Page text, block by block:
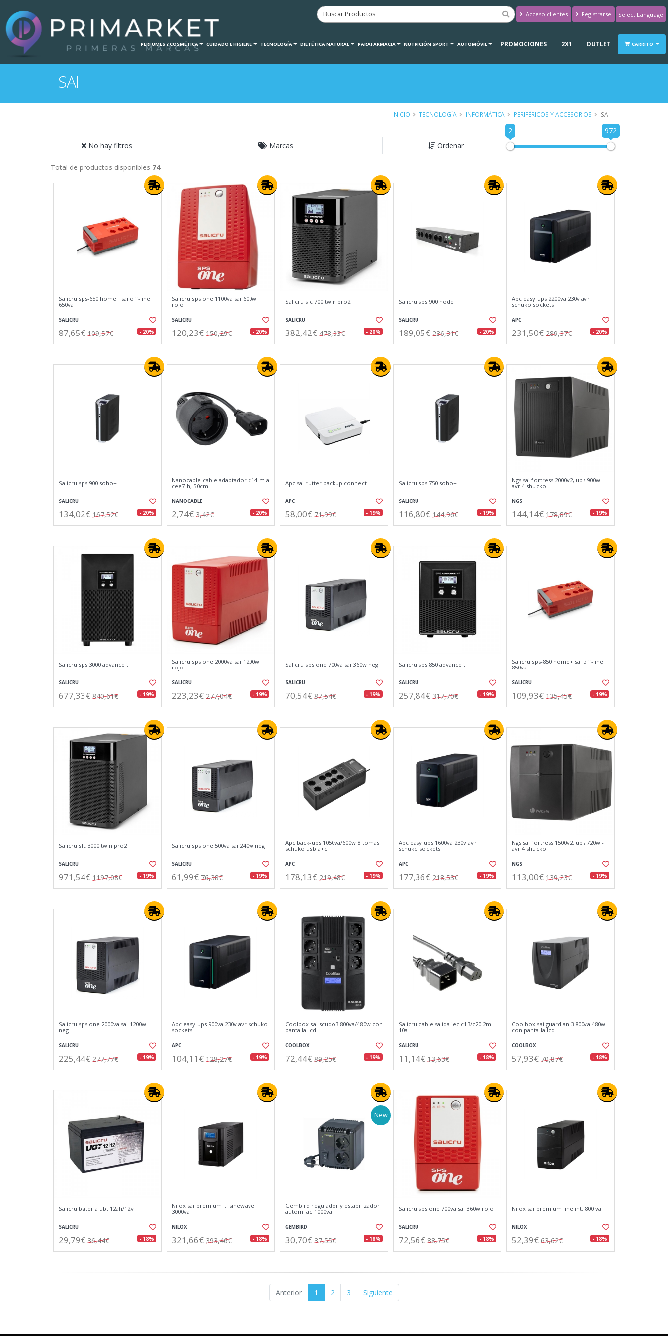
Acceso clientes Registrarse
Translate
PERFUMES Y COSMÉTICA CUIDADO E HIGIENE TECNOLOGÍA DIETÉTICA NATURAL PARAFARMACIA NUTRICIÓN SPORT AUTOMÓVIL PROMOCIONES 2X1 OUTLET CARRITO
SAI
INICIO TECNOLOGÍA INFORMÁTICA PERIFÉRICOS Y ACCESORIOS SAI
No hay filtros Marcas Ordenar
2 972
Total de productos disponibles 74
Salicru sps-650 home+ sai off-line
650va
SALICRU
87,65€ 109,57€ - 20%
Salicru sps one 1100va sai 600w
rojo
SALICRU
120,23€ 150,29€ - 20%
Salicru slc 700 twin pro2
SALICRU
382,42€ 478,03€ - 20%
Salicru sps 900 node
SALICRU
189,05€ 236,31€ - 20%
Apc easy ups 2200va 230v avr
schuko sockets
APC
231,50€ 289,37€ - 20%
Salicru sps 900 soho+
SALICRU
134,02€ 167,52€ - 20%
Nanocable cable adaptador c14-m a
cee7-h, 50cm
NANOCABLE
2,74€ 3,42€ - 20%
Apc sai rutter backup connect
APC
58,00€ 71,99€ - 19%
Salicru sps 750 soho+
SALICRU
116,80€ 144,96€ - 19%
Ngs sai fortress 2000v2, ups 900w -
avr 4 shucko
NGS
144,14€ 178,89€ - 19%
Salicru sps 3000 advance t
SALICRU
677,33€ 840,61€ - 19%
Salicru sps one 2000va sai 1200w
rojo
SALICRU
223,23€ 277,04€ - 19%
Salicru sps one 700va sai 360w neg
SALICRU
70,54€ 87,54€ - 19%
Salicru sps 850 advance t
SALICRU
257,84€ 317,70€ - 19%
Salicru sps-850 home+ sai off-line
850va
SALICRU
109,93€ 135,45€ - 19%
Salicru slc 3000 twin pro2
SALICRU
971,54€ 1197,08€ - 19%
Salicru sps one 500va sai 240w neg
SALICRU
61,99€ 76,38€ - 19%
Apc back-ups 1050va/600w 8 tomas
schuko usb a+c
APC
178,13€ 219,48€ - 19%
Apc easy ups 1600va 230v avr
schuko sockets
APC
177,36€ 218,53€ - 19%
Ngs sai fortress 1500v2, ups 720w -
avr 4 shucko
NGS
113,00€ 139,23€ - 19%
Salicru sps one 2000va sai 1200w
neg
SALICRU
225,44€ 277,77€ - 19%
Apc easy ups 900va 230v avr schuko
sockets
APC
104,11€ 128,27€ - 19%
Coolbox sai scudo3 800va/480w con
pantalla lcd
COOLBOX
72,44€ 89,25€ - 19%
Salicru cable salida iec c13/c20 2m
10a
SALICRU
11,14€ 13,63€ - 18%
Coolbox sai guardian 3 800va 480w
con pantalla lcd
COOLBOX
57,93€ 70,87€ - 18%
Salicru bateria ubt 12ah/12v
SALICRU
29,79€ 36,44€ - 18%
Nilox sai premium l.i sinewave
3000va
NILOX
321,66€ 393,46€ - 18%
New
Gembird regulador y estabilizador
autom. ac 1000va
GEMBIRD
30,70€ 37,55€ - 18%
Salicru sps one 700va sai 360w rojo
SALICRU
72,56€ 88,75€ - 18%
Nilox sai premium line int. 800 va
NILOX
52,39€ 63,62€ - 18%
Anterior 1 2 3 Siguiente